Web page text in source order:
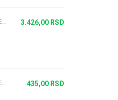
NOVA UNICA PREKIDAČI I UTIČNICE ANTRACIT 3.426,00 RSD
NOVA UNICA PREKIDAČI I UTIČNICE ANTRACIT 435,00 RSD